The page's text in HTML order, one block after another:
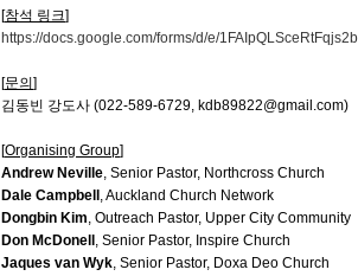
[참석 링크]
https://docs.google.com/forms/d/e/
[문의 ]
김동빈 강도사 (022-589-6729, kdb89822@gmail.com)
[Organising Group]
Andrew Neville, Senior Pastor, Northcross Church
Dale Campbell , Auckland Church Network
Dongbin Kim, Outreach Pastor, Upper City Community
Don McDonell , Senior Pastor, Inspire Church
Jaques van Wyk, Senior Pastor, Doxa Deo Church